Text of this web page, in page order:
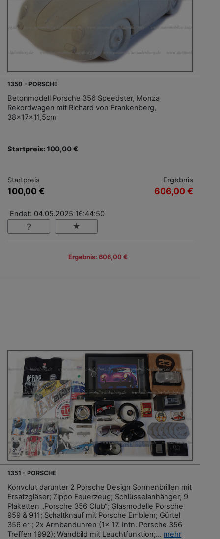
1350 - PORSCHE
Betonmodell Porsche 356 Speedster, Monza
Rekordwagen mit Richard von Frankenberg,
38x17x11,5cm
Startpreis: 100,00 €
Startpreis
100,00 €
Ergebnis
606,00 €
Endet: 04.05.2025 16:44:50
Ergebnis: 606,00 €
1351 - PORSCHE
Konvolut darunter 2 Porsche Design Sonnenbrillen mit
Ersatzgläser; Zippo Feuerzeug; Schlüsselanhänger; 9
Plaketten „Porsche 356 Club“; Glasmodelle Porsche
959 & 911; Schaltknauf mit Porsche Emblem; Gürtel
356 er ; 2x Armbanduhren (1x 17. Intn. Porsche 356
Treffen 1992); Wandbild mit Leuchtfunktion;... mehr